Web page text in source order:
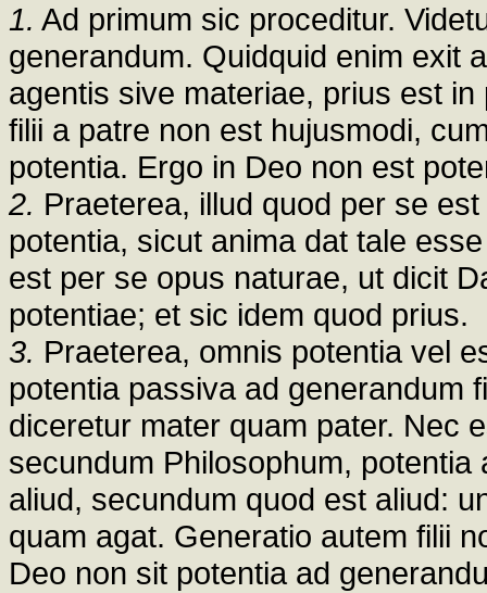
1. Ad primum sic proceditur.
generandum. Quidquid enim exit
agentis sive materiae, prius est
filii a patre non est hujusmodi,
potentia. Ergo in Deo non est
2. Praeterea, illud quod per se
potentia, sicut anima dat tale
est per se opus naturae, ut dicit
potentiae; et sic idem quod prius.
3. Praeterea, omnis potentia vel
potentia passiva ad generandum
diceretur mater quam pater. Nec
secundum Philosophum,
aliud, secundum quod est aliud:
quam agat. Generatio autem filii
Deo non sit potentia ad